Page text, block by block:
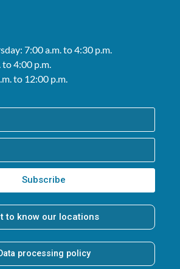
7:00 a.m. to 4:30 p.m.
to 4:00 p.m.
to 12:00 p.m.
Subscribe
to know our locations
processing policy